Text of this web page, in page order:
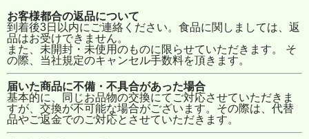
お客様都合の返品について
到着後3日以内にご連絡ください。食品に関しましては、返
品はお受けできません。
また、未開封・未使用のものに限らせていただきます。 そ
の際、当社規定のキャンセル手数料を頂きます。
届いた商品に不備・不具合があった場合
基本的に、同じお品物の交換にてご対応させていただきま
すが、交換が不可能な場合がございます。その際は、代替
品やご返金でのご対応とさせていただきます。